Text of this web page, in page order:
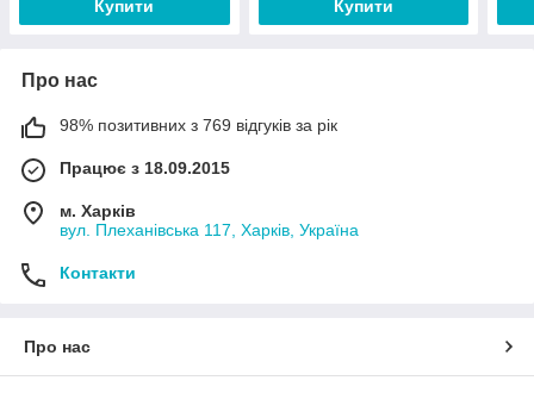
Купити Купити
Про нас
98% позитивних з 769 відгуків за рік
Працює з 18.09.2015
м. Харків
вул. Плеханівська 117, Харків, Україна
Контакти
Про нас